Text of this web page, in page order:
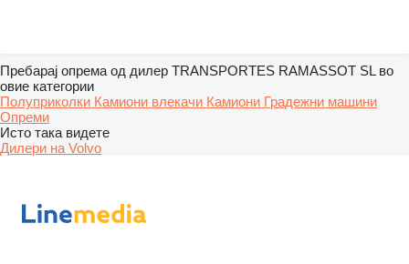
Пребарај опрема од дилер TRANSPORTES RAMASSOT SL во
овие категории
Полуприколки Камиони влекачи Камиони Градежни машини
Опреми
Исто така видете
Дилери на Volvo